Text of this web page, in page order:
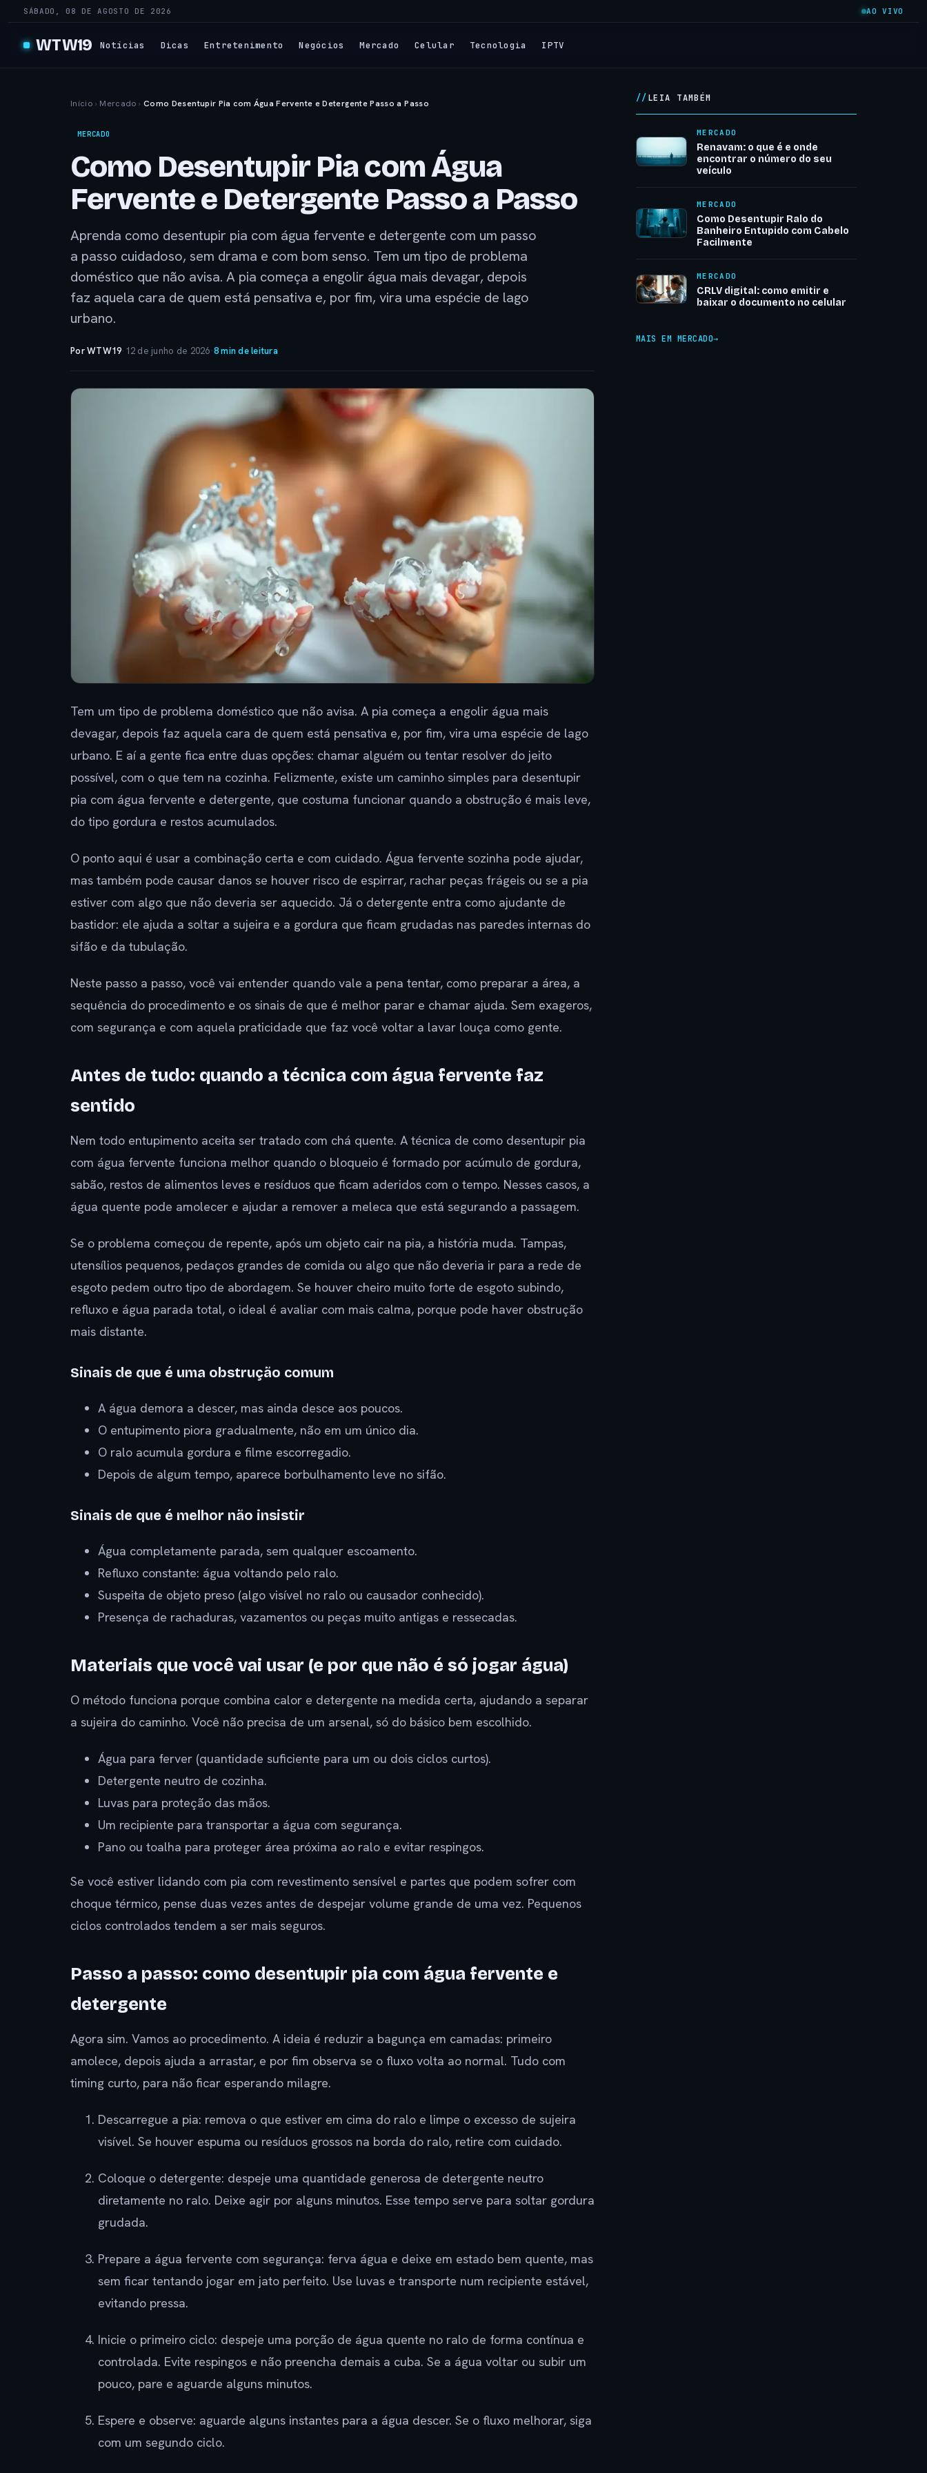
SÁBADO, 08 DE AGOSTO DE 2026 AO VIVO
WTW19 Notícias Dicas Entretenimento Negócios Mercado Celular Tecnologia IPTV
Início › Mercado › Como Desentupir Pia com Água Fervente e Detergente Passo a Passo
MERCADO
Como Desentupir Pia com Água
Fervente e Detergente Passo a Passo
Aprenda como desentupir pia com água fervente e detergente com um passo
a passo cuidadoso, sem drama e com bom senso. Tem um tipo de problema
doméstico que não avisa. A pia começa a engolir água mais devagar, depois
faz aquela cara de quem está pensativa e, por fim, vira uma espécie de lago
urbano.
Por WTW19· 12 de junho de 2026·8 min de leitura
Tem um tipo de problema doméstico que não avisa. A pia começa a engolir água mais
devagar, depois faz aquela cara de quem está pensativa e, por fim, vira uma espécie de lago
urbano. E aí a gente fica entre duas opções: chamar alguém ou tentar resolver do jeito
possível, com o que tem na cozinha. Felizmente, existe um caminho simples para desentupir
pia com água fervente e detergente, que costuma funcionar quando a obstrução é mais leve,
do tipo gordura e restos acumulados.
O ponto aqui é usar a combinação certa e com cuidado. Água fervente sozinha pode ajudar,
mas também pode causar danos se houver risco de espirrar, rachar peças frágeis ou se a pia
estiver com algo que não deveria ser aquecido. Já o detergente entra como ajudante de
bastidor: ele ajuda a soltar a sujeira e a gordura que ficam grudadas nas paredes internas do
sifão e da tubulação.
Neste passo a passo, você vai entender quando vale a pena tentar, como preparar a área, a
sequência do procedimento e os sinais de que é melhor parar e chamar ajuda. Sem exageros,
com segurança e com aquela praticidade que faz você voltar a lavar louça como gente.
Antes de tudo: quando a técnica com água fervente faz
sentido
Nem todo entupimento aceita ser tratado com chá quente. A técnica de como desentupir pia
com água fervente funciona melhor quando o bloqueio é formado por acúmulo de gordura,
sabão, restos de alimentos leves e resíduos que ficam aderidos com o tempo. Nesses casos, a
água quente pode amolecer e ajudar a remover a meleca que está segurando a passagem.
Se o problema começou de repente, após um objeto cair na pia, a história muda. Tampas,
utensílios pequenos, pedaços grandes de comida ou algo que não deveria ir para a rede de
esgoto pedem outro tipo de abordagem. Se houver cheiro muito forte de esgoto subindo,
refluxo e água parada total, o ideal é avaliar com mais calma, porque pode haver obstrução
mais distante.
Sinais de que é uma obstrução comum
A água demora a descer, mas ainda desce aos poucos.
O entupimento piora gradualmente, não em um único dia.
O ralo acumula gordura e filme escorregadio.
Depois de algum tempo, aparece borbulhamento leve no sifão.
Sinais de que é melhor não insistir
Água completamente parada, sem qualquer escoamento.
Refluxo constante: água voltando pelo ralo.
Suspeita de objeto preso (algo visível no ralo ou causador conhecido).
Presença de rachaduras, vazamentos ou peças muito antigas e ressecadas.
Materiais que você vai usar (e por que não é só jogar água)
O método funciona porque combina calor e detergente na medida certa, ajudando a separar
a sujeira do caminho. Você não precisa de um arsenal, só do básico bem escolhido.
Água para ferver (quantidade suficiente para um ou dois ciclos curtos).
Detergente neutro de cozinha.
Luvas para proteção das mãos.
Um recipiente para transportar a água com segurança.
Pano ou toalha para proteger área próxima ao ralo e evitar respingos.
Se você estiver lidando com pia com revestimento sensível e partes que podem sofrer com
choque térmico, pense duas vezes antes de despejar volume grande de uma vez. Pequenos
ciclos controlados tendem a ser mais seguros.
Passo a passo: como desentupir pia com água fervente e
detergente
Agora sim. Vamos ao procedimento. A ideia é reduzir a bagunça em camadas: primeiro
amolece, depois ajuda a arrastar, e por fim observa se o fluxo volta ao normal. Tudo com
timing curto, para não ficar esperando milagre.
Descarregue a pia: remova o que estiver em cima do ralo e limpe o excesso de sujeira
visível. Se houver espuma ou resíduos grossos na borda do ralo, retire com cuidado.
Coloque o detergente: despeje uma quantidade generosa de detergente neutro
diretamente no ralo. Deixe agir por alguns minutos. Esse tempo serve para soltar gordura
grudada.
Prepare a água fervente com segurança: ferva água e deixe em estado bem quente, mas
sem ficar tentando jogar em jato perfeito. Use luvas e transporte num recipiente estável,
evitando pressa.
Inicie o primeiro ciclo: despeje uma porção de água quente no ralo de forma contínua e
controlada. Evite respingos e não preencha demais a cuba. Se a água voltar ou subir um
pouco, pare e aguarde alguns minutos.
Espere e observe: aguarde alguns instantes para a água descer. Se o fluxo melhorar, siga
com um segundo ciclo.
LEIA TAMBÉM
MERCADO
Renavam: o que é e onde
encontrar o número do seu
veículo
MERCADO
Como Desentupir Ralo do
Banheiro Entupido com Cabelo
Facilmente
MERCADO
CRLV digital: como emitir e
baixar o documento no celular
MAIS EM MERCADO